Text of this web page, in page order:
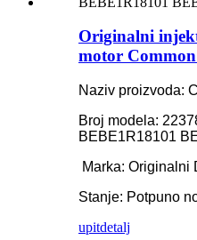
Originalni
motor
Naziv proizvoda:
Broj modela:
BEBE1R18101
Marka: Originalni
Stanje: Potpuno
upitdetalj